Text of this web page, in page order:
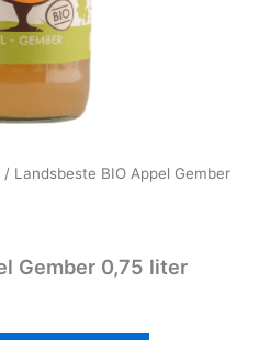
/ Landsbeste BIO Appel Gember
Gember 0,75 liter